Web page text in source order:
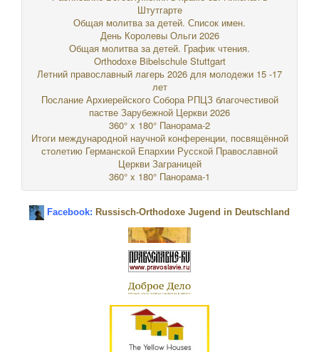
Штутгарте
Общая молитва за детей. Список имен.
День Королевы Ольги 2026
Общая молитва за детей. График чтения.
Orthodoxe Bibelschule Stuttgart
Летний православный лагерь 2026 для молодежи 15 -17
лет
Послание Архиерейского Собора РПЦЗ благочестивой
пастве Зарубежной Церкви 2026
360° x 180° Панорама-2
Итоги международной научной конференции, посвящённой
столетию Германской Епархии Русской Православной
Церкви Заграницей
360° x 180° Панорама-1
Facebook: Russisch-Orthodoxe Jugend in Deutschland